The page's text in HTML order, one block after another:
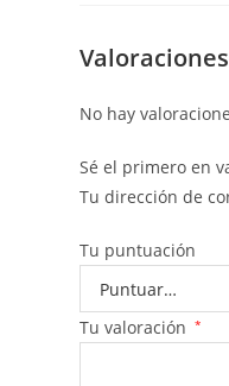
Valoraciones
No hay
Sé el primero en
Tu dirección de
Tu puntuación
Tu valoración *